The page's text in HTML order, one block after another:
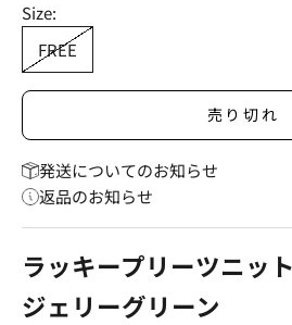
Size:
FREE
売り切れ
発送についてのお知らせ
返品のお知らせ
ラッキープリーツニッ
ジェリーグリーン